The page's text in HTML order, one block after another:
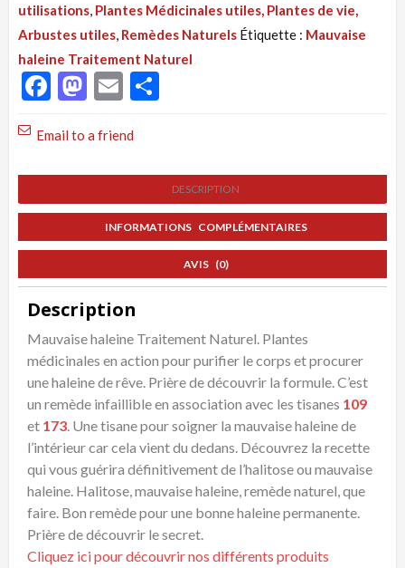
:
Halitose,
Plantes
pour
Mauvaise
Naturel
utilisations, Plantes Médicinales utiles, Plantes de vie,
Arbustes utiles, Remèdes Naturels Étiquette : Mauvaise
haleine Traitement Naturel
Facebook
Mastodon
Email
Email to a friend
DESCRIPTION
INFORMATIONS COMPLÉMENTAIRES
AVIS (0)
Description
Mauvaise haleine Traitement Naturel. Plantes
médicinales en action pour purifier le corps et procurer
une haleine de rêve. Prière de découvrir la formule. C’est
un remède infaillible en association avec les tisanes 109
et 173. Une tisane pour soigner la mauvaise haleine de
l’intérieur car cela vient du dedans. Découvrez la recette
qui vous guérira définitivement de l’halitose ou mauvaise
haleine. Halitose, mauvaise haleine, remède naturel, que
faire. Bon remède pour une bonne haleine permanente.
Prière de découvrir le secret.
Cliquez ici pour découvrir nos différents produits